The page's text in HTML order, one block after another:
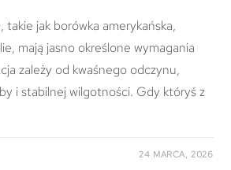
takie jak borówka amerykańska,
mają jasno określone wymagania
zależy od kwaśnego odczynu,
i stabilnej wilgotności. Gdy któryś z
24 MARCA, 2026